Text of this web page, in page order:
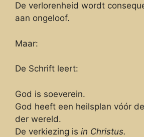
De verlorenheid wordt
aan ongeloof.
Maar:
De Schrift leert:
God is soeverein.
God heeft een heilsplan vóór
der wereld.
De verkiezing is in Christus.